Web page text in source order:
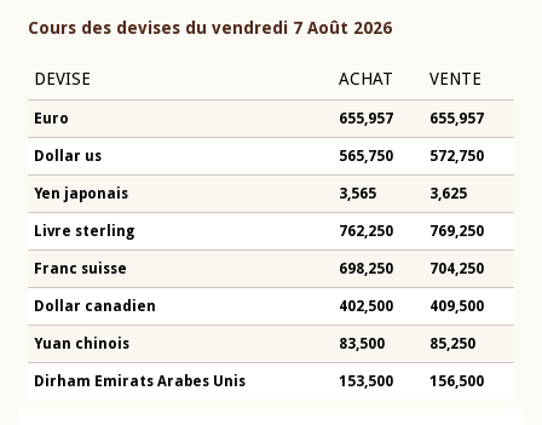
Cours des devises du vendredi 7 Août 2026
DEVISE ACHAT VENTE
Euro 655,957 655,957
Dollar us 565,750 572,750
Yen japonais 3,565 3,625
Livre sterling 762,250 769,250
Franc suisse 698,250 704,250
Dollar canadien 402,500 409,500
Yuan chinois 83,500 85,250
Dirham Emirats Arabes Unis 153,500 156,500